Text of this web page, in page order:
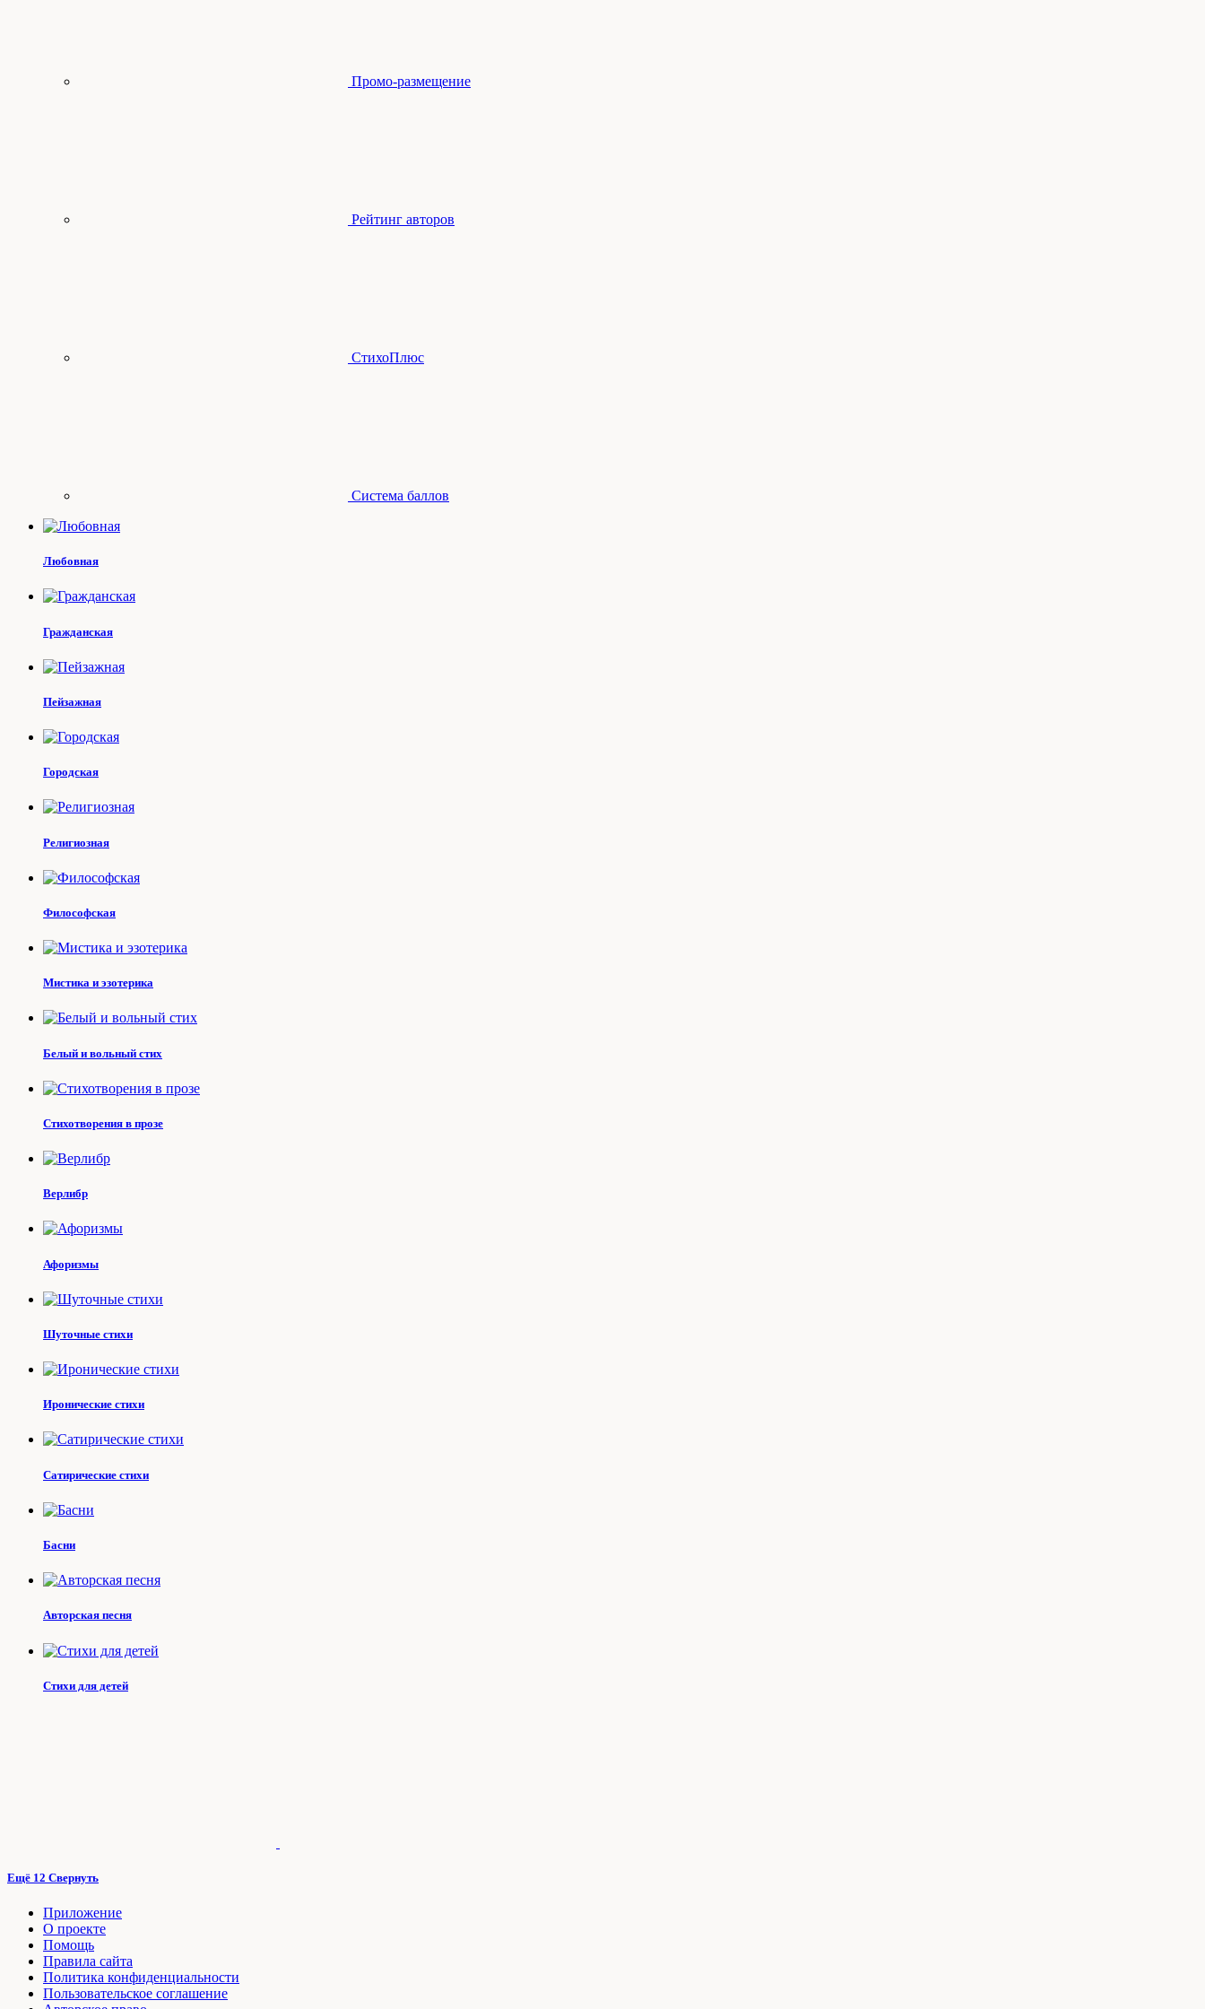
Промо-размещение
Рейтинг авторов
СтихоПлюс
Система баллов
Любовная
Гражданская
Пейзажная
Городская
Религиозная
Философская
Мистика и эзотерика
Белый и вольный стих
Стихотворения в прозе
Верлибр
Афоризмы
Шуточные стихи
Иронические стихи
Сатирические стихи
Басни
Авторская песня
Стихи для детей
Ещё 12 Свернуть
Приложение
О проекте
Помощь
Правила сайта
Политика конфиденциальности
Пользовательское соглашение